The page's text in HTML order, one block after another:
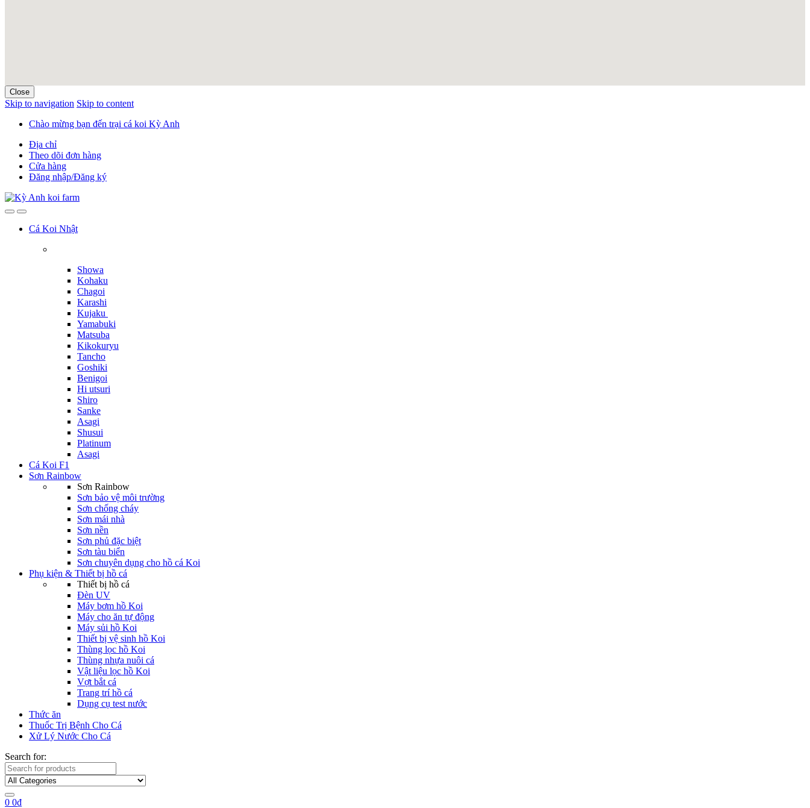
Close
Skip to navigation Skip to content
Chào mừng bạn đến trại cá koi Kỳ Anh
Địa chỉ
Theo dõi đơn hàng
Cửa hàng
Đăng nhập/Đăng ký
Cá Koi Nhật
Showa
Kohaku
Chagoi
Karashi
Kujaku
Yamabuki
Matsuba
Kikokuryu
Tancho
Goshiki
Benigoi
Hi utsuri
Shiro
Sanke
Asagi
Shusui
Platinum
Asagi
Cá Koi F1
Sơn Rainbow
Sơn Rainbow
Sơn bảo vệ môi trường
Sơn chống cháy
Sơn mái nhà
Sơn nền
Sơn phủ đặc biệt
Sơn tàu biển
Sơn chuyên dụng cho hồ cá Koi
Phụ kiện & Thiết bị hồ cá
Thiết bị hồ cá
Đèn UV
Máy bơm hồ Koi
Máy cho ăn tự động
Máy sủi hồ Koi
Thiết bị vệ sinh hồ Koi
Thùng lọc hồ Koi
Thùng nhựa nuôi cá
Vật liệu lọc hồ Koi
Vợt bắt cá
Trang trí hồ cá
Dụng cụ test nước
Thức ăn
Thuốc Trị Bệnh Cho Cá
Xử Lý Nước Cho Cá
Search for:
0 0₫